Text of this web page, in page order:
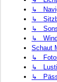
↳
↳
↳
↳
Schaut
↳
↳
↳